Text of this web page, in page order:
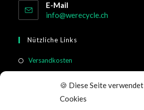
🍪 Diese Seite verwendet
Cookies
E-Mail
info@werecycle.ch
Nützliche Links
Versandkosten